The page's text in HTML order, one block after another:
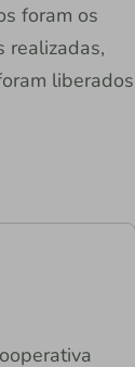
foram os
realizadas,
liberados